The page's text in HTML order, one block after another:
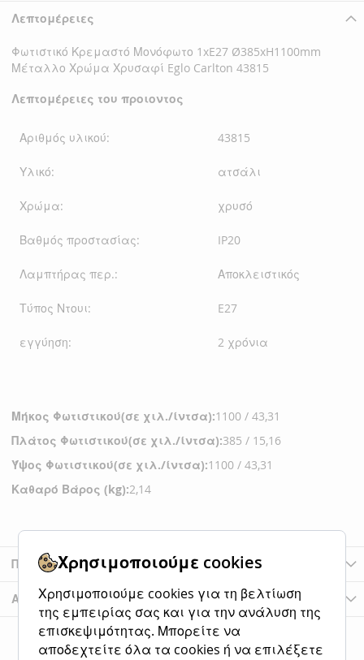
Λεπτομέρειες
Φωτιστικό Κρεμαστό Μονόφωτο 1xE27 Ø385xH1100mm
Μέταλλο Χρώμα Χρυσαφί Eglo Carlton 43815
Λεπτομέρειες του προιοντος
Αριθμός υλικού: 43815
Υλικό: ατσάλι
Χρώμα: χρυσό
Βαθμός προστασίας: IP20
Λαμπτήρας περ.: Αποκλειστικός
Τύπος Ντουι: E27
εγγύηση: 2 χρόνια
Μήκος Φωτιστικού(σε χιλ./ίντσα):1100 / 43,31
Πλάτος Φωτιστικού(σε χιλ./ίντσα):385 / 15,16
Ύψος Φωτιστικού(σε χιλ./ίντσα):1100 / 43,31
Καθαρό Βάρος (kg):2,14
Περισσότερες Πληροφορίες
Αξιολογήσεις
Χρησιμοποιούμε cookies
Χρησιμοποιούμε cookies για τη βελτίωση
της εμπειρίας σας και για την ανάλυση της
επισκεψιμότητας. Μπορείτε να
αποδεχτείτε όλα τα cookies ή να επιλέξετε